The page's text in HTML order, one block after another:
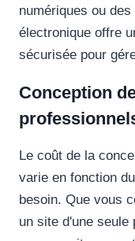
numériques ou
électronique offre
sécurisée pour
Conception
Le coût de la
varie en fonction
besoin. Que vous
un site d'une seule